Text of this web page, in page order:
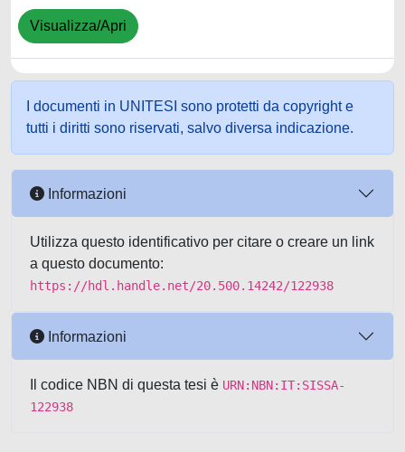
Visualizza/Apri
I documenti in UNITESI sono protetti da copyright e
tutti i diritti sono riservati, salvo diversa indicazione.
Informazioni
Utilizza questo identificativo per citare o creare un link
a questo documento:
https://hdl.handle.net/20.500.14242/122938
Informazioni
Il codice NBN di questa tesi è URN:NBN:IT:SISSA-
122938